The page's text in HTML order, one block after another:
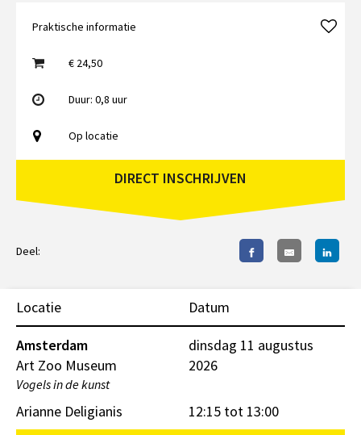
Praktische informatie
€ 24,50
Duur: 0,8 uur
Op locatie
DIRECT INSCHRIJVEN
Deel:
Locatie Datum
Amsterdam
Art Zoo Museum
Vogels in de kunst
dinsdag 11 augustus
2026
12:15 tot 13:00
Arianne Deligianis